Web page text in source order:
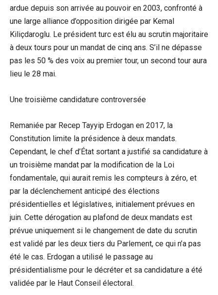
ardue depuis son arrivée au pouvoir en 2003, confronté à
une large alliance d’opposition dirigée par Kemal
Kiliçdaroglu. Le président turc est élu au scrutin majoritaire
à deux tours pour un mandat de cinq ans. S’il ne dépasse
pas les 50 % des voix au premier tour, un second tour aura
lieu le 28 mai.
Une troisième candidature controversée
Remaniée par Recep Tayyip Erdogan en 2017, la
Constitution limite la présidence à deux mandats.
Cependant, le chef d’État sortant a justifié sa candidature à
un troisième mandat par la modification de la Loi
fondamentale, qui aurait remis les compteurs à zéro, et
par la déclenchement anticipé des élections
présidentielles et législatives, initialement prévues en
juin. Cette dérogation au plafond de deux mandats est
prévue uniquement si le changement de date du scrutin
est validé par les deux tiers du Parlement, ce qui n’a pas
été le cas. Erdogan a utilisé le passage au
présidentialisme pour le décréter et sa candidature a été
validée par le Haut Conseil électoral.